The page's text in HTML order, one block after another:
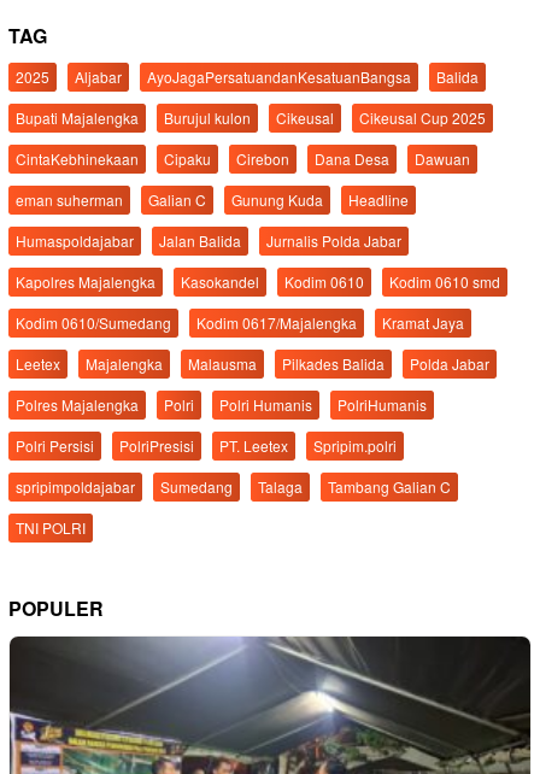
TAG
2025 Aljabar AyoJagaPersatuandanKesatuanBangsa
Balida
Bupati Majalengka
Burujul kulon Cikeusal
Cikeusal Cup 2025
CintaKebhinekaan
Cipaku Cirebon Dana Desa
Dawuan
eman suherman
Galian C Gunung Kuda
Headline
Humaspoldajabar
Jalan Balida
Jurnalis Polda Jabar
Kapolres Majalengka
Kasokandel Kodim 0610
Kodim 0610 smd
Kodim 0610/Sumedang
Kodim 0617/Majalengka
Kramat Jaya
Leetex
Majalengka Malausma Pilkades Balida
Polda Jabar
Polres Majalengka
Polri Polri Humanis
PolriHumanis
Polri Persisi
PolriPresisi PT. Leetex
Spripim.polri
spripimpoldajabar
Sumedang Talaga
Tambang Galian C
TNI POLRI
POPULER